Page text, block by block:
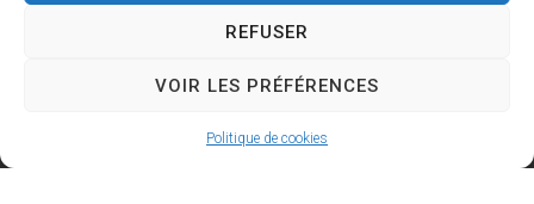
REFUSER
VOIR LES PRÉFÉRENCES
Politique de cookies
etat-civil@ville-laroquedantheron.fr
Le service d'état-civil vous accueille aux heures